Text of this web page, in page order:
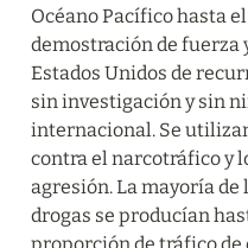
Océano Pacífico hasta
demostración de fuerza
Estados Unidos de
sin investigación y sin
internacional. Se
contra el narcotráfico y
agresión. La mayoría de
drogas se producían